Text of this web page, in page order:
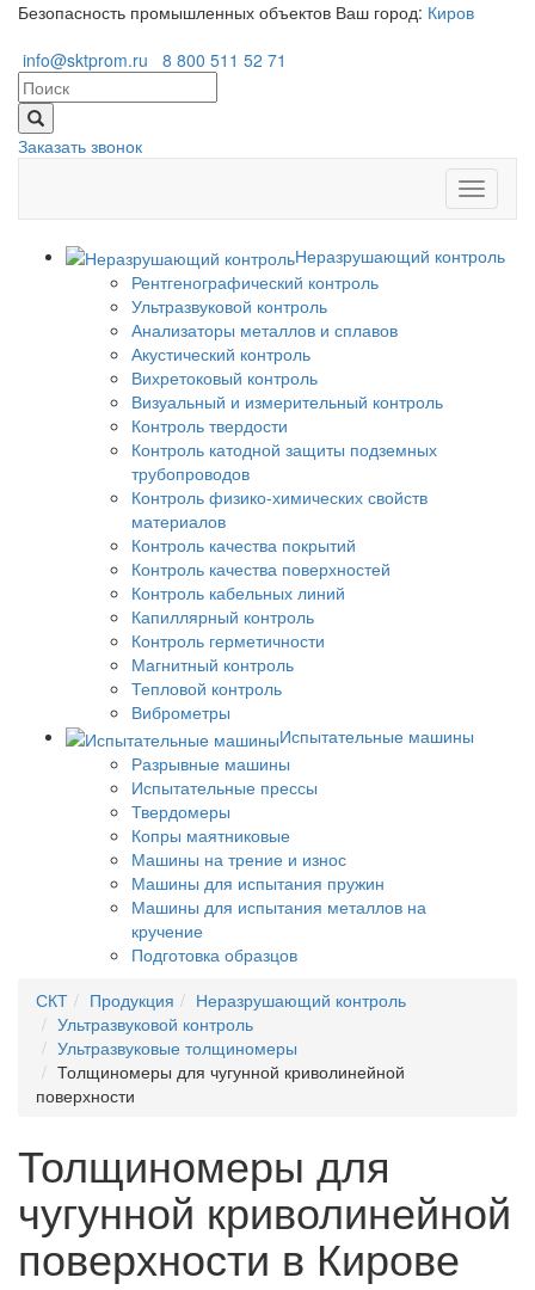
Безопасность промышленных объектов Ваш город: Киров
info@sktprom.ru
8 800 511 52 71
Заказать звонок
Неразрушающий контроль
Рентгенографический контроль
Ультразвуковой контроль
Анализаторы металлов и сплавов
Акустический контроль
Вихретоковый контроль
Визуальный и измерительный контроль
Контроль твердости
Контроль катодной защиты подземных
трубопроводов
Контроль физико-химических свойств
материалов
Контроль качества покрытий
Контроль качества поверхностей
Контроль кабельных линий
Капиллярный контроль
Контроль герметичности
Магнитный контроль
Тепловой контроль
Виброметры
Испытательные машины
Разрывные машины
Испытательные прессы
Твердомеры
Копры маятниковые
Машины на трение и износ
Машины для испытания пружин
Машины для испытания металлов на
кручение
Подготовка образцов
СКТ
Продукция
Неразрушающий контроль
Ультразвуковой контроль
Ультразвуковые толщиномеры
Толщиномеры для чугунной криволинейной
поверхности
Толщиномеры для
чугунной криволинейной
поверхности в Кирове